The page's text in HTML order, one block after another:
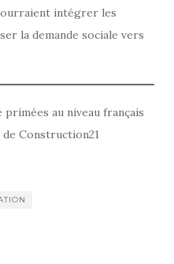
intégrer les
la demande sociale vers
au niveau français
Construction21